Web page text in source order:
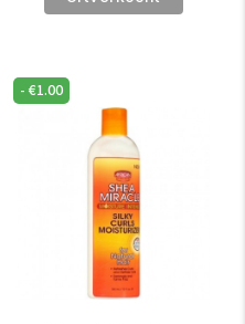
Shea
Miracle
Buttery
aantal
-€1.00